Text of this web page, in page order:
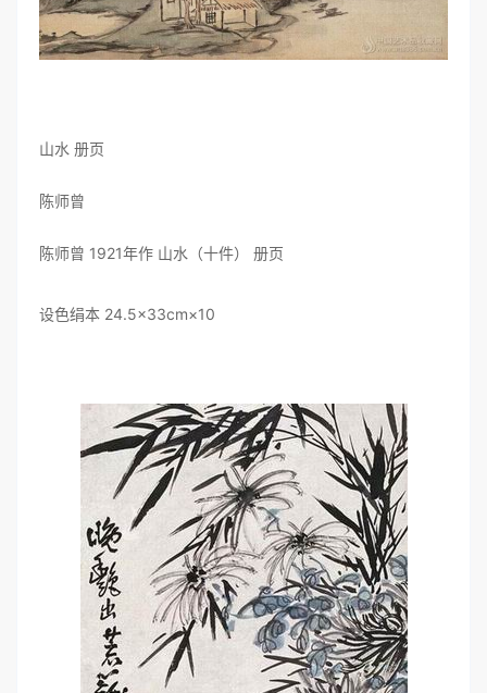
山水 册页
陈师曾
陈师曾 1921年作 山水（十件） 册页
设色绢本 24.5×33cm×10